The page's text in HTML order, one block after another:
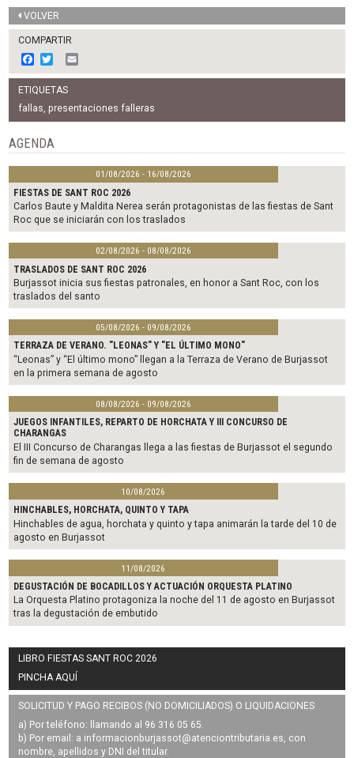
VOLVER
COMPARTIR
F
a
c
e
b
o
o
k
w
i
t
t
e
m
l
ETIQUETAS
fallas, presentaciones falleras
AGENDA
01/08/2026 - 16/08/2026
FIESTAS DE SANT ROC 2026
Carlos Baute y Maldita Nerea serán protagonistas de las fiestas de Sant
Roc que se iniciarán con los traslados
02/08/2026 - 08/08/2026
TRASLADOS DE SANT ROC 2026
Burjassot inicia sus fiestas patronales, en honor a Sant Roc, con los
traslados del santo
05/08/2026 - 09/08/2026
TERRAZA DE VERANO. "LEONAS" Y "EL ÚLTIMO MONO"
“Leonas” y “El último mono” llegan a la Terraza de Verano de Burjassot
en la primera semana de agosto
08/08/2026 - 09/08/2026
JUEGOS INFANTILES, REPARTO DE HORCHATA Y III CONCURSO DE
CHARANGAS
El III Concurso de Charangas llega a las fiestas de Burjassot el segundo
fin de semana de agosto
10/08/2026
HINCHABLES, HORCHATA, QUINTO Y TAPA
Hinchables de agua, horchata y quinto y tapa animarán la tarde del 10 de
agosto en Burjassot
11/08/2026
DEGUSTACIÓN DE BOCADILLOS Y ACTUACIÓN ORQUESTA PLATINO
La Orquesta Platino protagoniza la noche del 11 de agosto en Burjassot
tras la degustación de embutido
LIBRO FIESTAS SANT ROC 2026
PINCHA AQUÍ
SOLICITUD Y PAGO RECIBOS (NO DOMICILIADOS) O LIQUIDACIONES
a) Por teléfono: llamando al 96 316 05 65.
b) Por email: a informacionburjassot@atenciontributaria.es, con
nombre, apellidos y DNI del titular.